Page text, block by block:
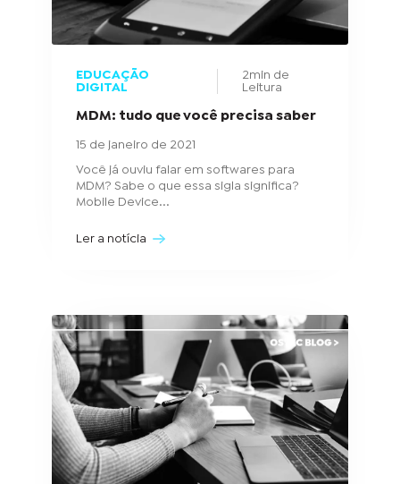
EDUCAÇÃO
DIGITAL
2min de
Leitura
MDM: tudo que você precisa saber
15 de janeiro de 2021
Você já ouviu falar em softwares para
MDM? Sabe o que essa sigla significa?
Mobile Device...
Ler a notícia